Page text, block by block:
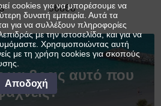
96868
να βρεις αυτό που
cookies για να μπορέσουμε να
δυνατή εμπειρία. Αυτά τα
για να συλλέξουν πληροφορίες
με την ιστοσελίδα, και για να
Χρησιμοποιώντας αυτή
με τη χρήση cookies για σκοπούς
Αποδοχή